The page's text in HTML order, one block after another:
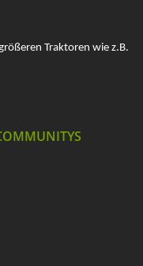
Traktoren wie z.B.